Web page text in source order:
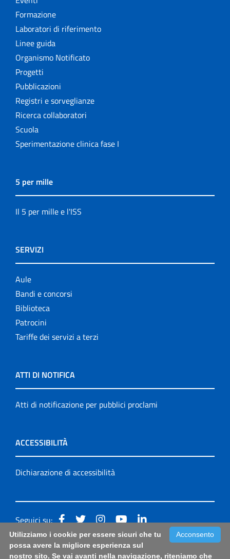
Formazione
Laboratori di riferimento
Linee guida
Organismo Notificato
Progetti
Pubblicazioni
Registri e sorveglianze
Ricerca collaboratori
Scuola
Sperimentazione clinica fase I
5 per mille
Il 5 per mille e l'ISS
SERVIZI
Aule
Bandi e concorsi
Biblioteca
Patrocini
Tariffe dei servizi a terzi
ATTI DI NOTIFICA
Atti di notificazione per pubblici proclami
ACCESSIBILITÀ
Dichiarazione di accessibilità
Seguici su:
Accessibilità: form di segnalazione di prima istanza per
Acconsento
Utilizziamo i cookie per essere sicuri che tu
possa avere la migliore esperienza sul
nostro sito. Se vai avanti nella navigazione, riteniamo che